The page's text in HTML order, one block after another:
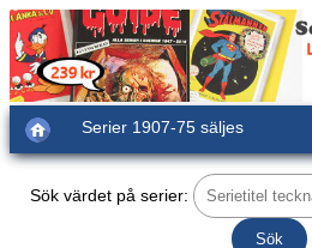
Serier 1907-75 säljes
Sök värdet på serier: